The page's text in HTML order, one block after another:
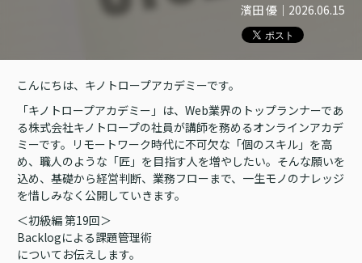
濱田 優 ｜ 2026.06.15
こんにちは、キノトロープアカデミーです。
「キノトロープアカデミー」は、Web業界のトップランナーであ
る株式会社キノトロープの社員が講師を務めるオンラインアカデ
ミーです。リモートワーク時代に不可欠な「個のスキル」を高
め、職人のような「匠」を目指す人を増やしたい。そんな願いを
込め、基礎から経営判断、業務フローまで、一生モノのナレッジ
を惜しみなく公開していきます。
＜初級編 第19回＞
Backlogによる課題管理術
についてお伝えします。